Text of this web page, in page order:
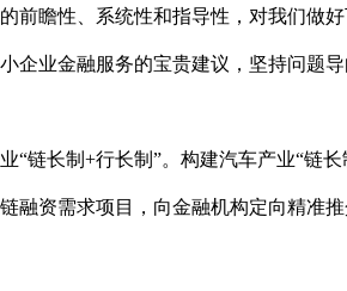
前瞻性、系统性和指导性，对我们做
企业金融服务的宝贵建议，坚持问题
“链长制+行长制”。构建汽车产业“链
融资需求项目，向金融机构定向精准